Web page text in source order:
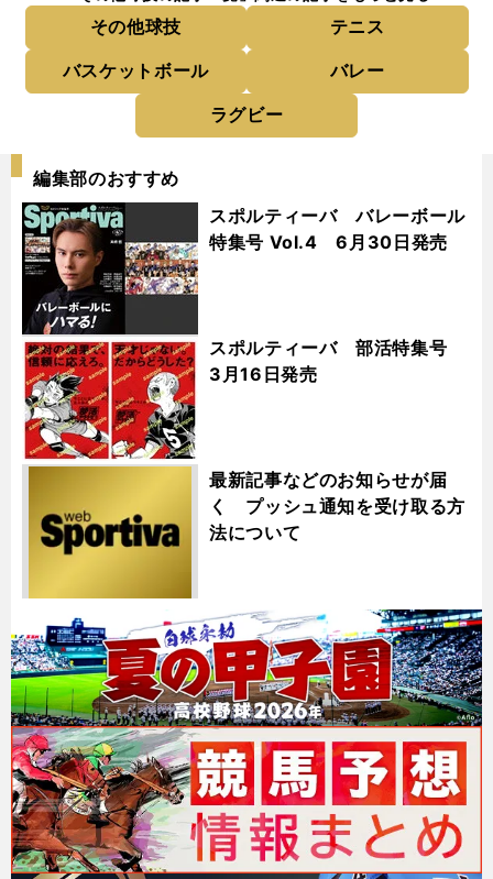
その他球技
テニス
バスケットボール
バレー
ラグビー
編集部のおすすめ
スポルティーバ バレーボール
特集号 Vol.4 6月30日発売
スポルティーバ 部活特集号
3月16日発売
最新記事などのお知らせが届
く プッシュ通知を受け取る方
法について